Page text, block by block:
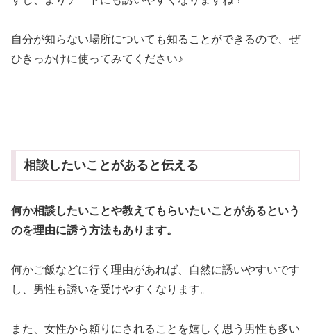
自分が知らない場所についても知ることができるので、ぜ
ひきっかけに使ってみてください♪
相談したいことがあると伝える
何か相談したいことや教えてもらいたいことがあるという
のを理由に誘う方法もあります。
何かご飯などに行く理由があれば、自然に誘いやすいです
し、男性も誘いを受けやすくなります。
また、女性から頼りにされることを嬉しく思う男性も多い